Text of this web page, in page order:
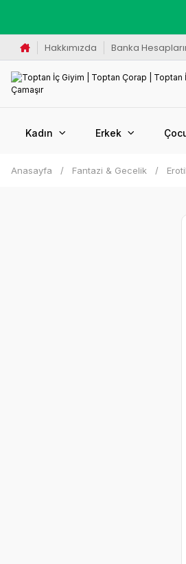
Hakkımızda Banka
Kadın Erkek
Anasayfa Fantazi & Gecelik